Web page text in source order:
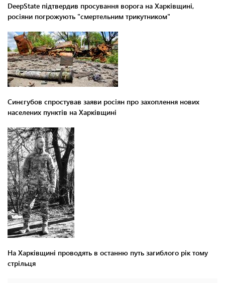
DeepState підтвердив просування ворога на Харківщині,
росіяни погрожують "смертельним трикутником"
Синєгубов спростував заяви росіян про захоплення нових
населених пунктів на Харківщині
На Харківщині проводять в останню путь загиблого рік тому
стрільця